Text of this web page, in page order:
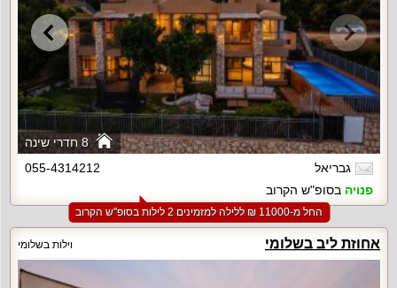
8 חדרי שינה
גבריאל
055-4314212
פנויה בסופ"ש הקרוב
החל מ-‏11000 ₪ ללילה למזמינים 2 לילות בסופ"ש הקרוב
אחוזת ליב בשלומי וילות בשלומי